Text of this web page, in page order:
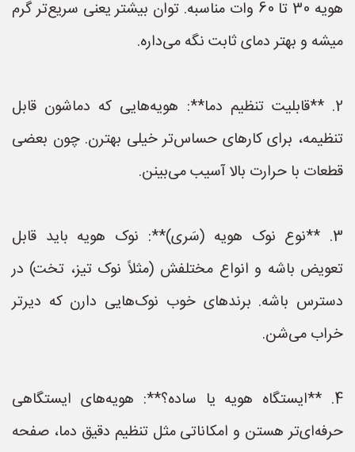
هویه 30 تا 60 وات مناسبه. توان بیشتر یعنی سریع‌تر گرم
میشه و بهتر دمای ثابت نگه می‌داره.
2. **قابلیت تنظیم دما**: هویه‌هایی که دماشون قابل
تنظیمه، برای کارهای حساس‌تر خیلی بهترن. چون بعضی
قطعات با حرارت بالا آسیب می‌بینن.
3. **نوع نوک هویه (سَری)**: نوک هویه باید قابل
تعویض باشه و انواع مختلفش (مثلاً نوک تیز، تخت) در
دسترس باشه. برندهای خوب نوک‌هایی دارن که دیرتر
خراب می‌شن.
4. **ایستگاه هویه یا ساده؟**: هویه‌های ایستگاهی
حرفه‌ای‌تر هستن و امکاناتی مثل تنظیم دقیق دما، صفحه